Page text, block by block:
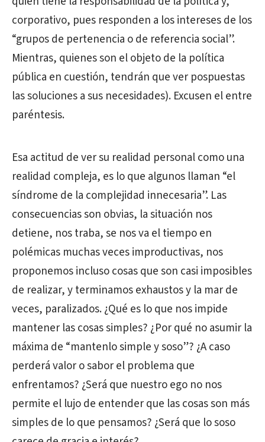
corporativo, pues responden a los intereses de los
“grupos de pertenencia o de referencia social”.
Mientras, quienes son el objeto de la política
pública en cuestión, tendrán que ver pospuestas
las soluciones a sus necesidades). Excusen el entre
paréntesis.
Esa actitud de ver su realidad personal como una
realidad compleja, es lo que algunos llaman “el
síndrome de la complejidad innecesaria”. Las
consecuencias son obvias, la situación nos
detiene, nos traba, se nos va el tiempo en
polémicas muchas veces improductivas, nos
proponemos incluso cosas que son casi imposibles
de realizar, y terminamos exhaustos y la mar de
veces, paralizados. ¿Qué es lo que nos impide
mantener las cosas simples? ¿Por qué no asumir la
máxima de “mantenlo simple y soso”? ¿A caso
perderá valor o sabor el problema que
enfrentamos? ¿Será que nuestro ego no nos
permite el lujo de entender que las cosas son más
simples de lo que pensamos? ¿Será que lo soso